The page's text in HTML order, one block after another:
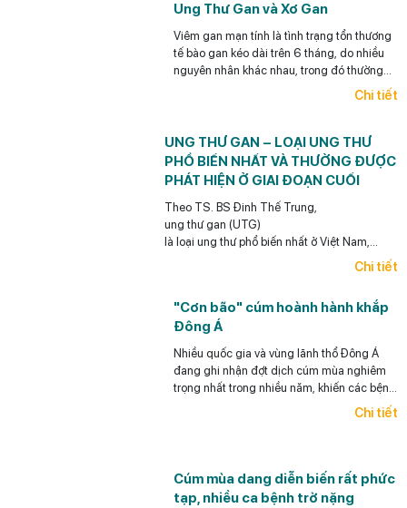
Ung Thư Gan và Xơ Gan
Viêm gan mạn tính là tình trạng tổn thương
tế bào gan kéo dài trên 6 tháng, do nhiều
nguyên nhân khác nhau, trong đó thường
gặp nhất là viêm gan siêu vi B mạn tính,
Chi tiết
UNG THƯ GAN – LOẠI UNG THƯ
PHỔ BIẾN NHẤT VÀ THƯỜNG ĐƯỢC
PHÁT HIỆN Ở GIAI ĐOẠN CUỐI
Theo TS. BS Đinh Thế Trung,
ung thư gan (UTG)
là loại ung thư phổ biến nhất ở Việt Nam,
ra UTG cho bệnh nhân),
có thể phát hiện sớm và điều trị hiệu quả
UTG.
Chi tiết
"Cơn bão" cúm hoành hành khắp
Đông Á
Nhiều quốc gia và vùng lãnh thổ Đông Á
đang ghi nhận đợt dịch cúm mùa nghiêm
trọng nhất trong nhiều năm, khiến các bệnh
Chi tiết
Cúm mùa dang diễn biến rất phức
tạp, nhiều ca bệnh trở nặng